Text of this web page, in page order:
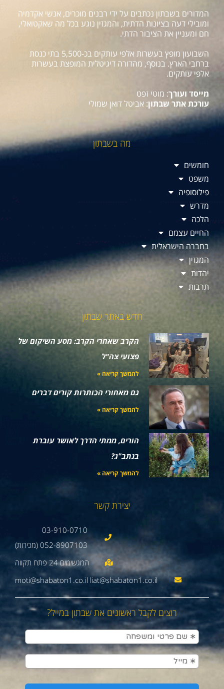
המדורים בשבתון נכתבים על ידי רבנים מוכרים, אנשי אקדמיה
ומובילי דעה בציונות הדתית, והמגזין נוגע בכל מה שאקטואלי,
חם ומעניין את הציבור הדתי.
השבועון מופץ בעשרות אלפי עותקים בכ-5,500 בתי כנסת
ברחבי הארץ. בנוסף, מהדורה דיגיטלית המופצת בעשרות
אלפי עותקים.
מייסד ועורך: מוטי זפט
עורכת אתר שבתון: אביטל דואן שמולי
מה בשבתון
חומשים
משפט
פילוסופיה
מדרש
הלכה
החיים עצמם
בחברה הישראלית
המגזין
יהדות
תרבות
חדש באתר שבתון
הקרב שאחרי הקרב: מסע השיקום של
פצועי צה"ל
להמשך קריאה »
גם מאחורי הכותרות קורים דברים
להמשך קריאה »
הורים, ממתי הדרך לאושר עוברת
בנתב"ג?
להמשך קריאה »
יצירת קשר
03-910-0710
052-8907103 (מכירות)
moti@shabaton1.co.il liat@shabaton1.co.il
רוצים לקבל ראשונים את שבתון במייל?